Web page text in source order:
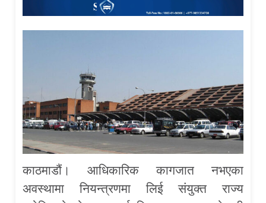
काठमाडौं। आधिकारिक कागजात नभएका
अवस्थामा नियन्त्रणमा लिई संयुक्त राज्य